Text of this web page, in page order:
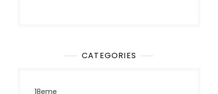
CATEGORIES
18eme